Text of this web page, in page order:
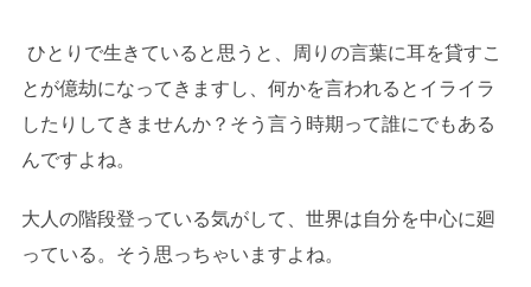
ひとりで生きていると思うと、周りの言葉に耳を貸すこ
とが億劫になってきますし、何かを言われるとイライラ
したりしてきませんか？そう言う時期って誰にでもある
んですよね。
大人の階段登っている気がして、世界は自分を中心に廻
っている。そう思っちゃいますよね。